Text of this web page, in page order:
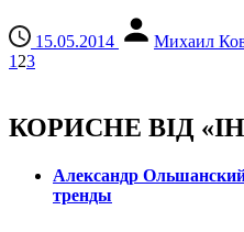
15.05.2014
Михаил
1 23
КОРИСНЕ ВІД
Александр
тренды